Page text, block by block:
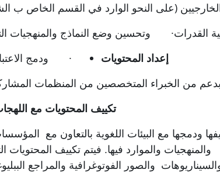
(على النحو الوارد في القسم الخاص ب
· وتحسين وضع النماذج والمنهجيات
القدرات
· ودمج إعداد المحتويات
بدعم من الخبراء المتخصصين من المنظمات
تكييف المحتويات مع
ودمجها مع البيئات اللغوية بالتعاون مع
والمنهجيات والموارد فيها. فيتم تكييف المحتويات
والصور الفوتوغرافية والمراجع